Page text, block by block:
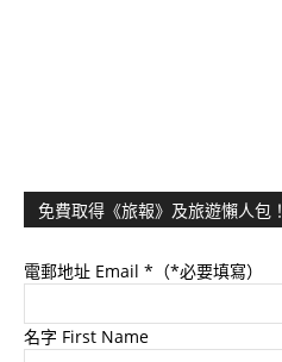
免費取得《旅報》及旅遊懶人包！
電郵地址 Email *（*必要填寫）
名字 First Name